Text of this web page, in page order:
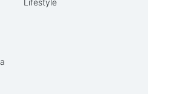
Lifestyle